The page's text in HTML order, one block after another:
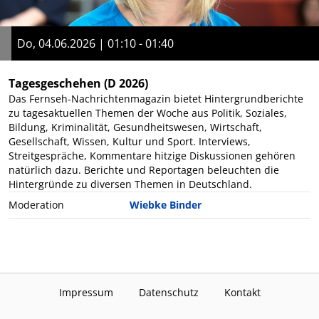
Do, 04.06.2026 | 01:10 - 01:40
Tagesgeschehen (D 2026)
Das Fernseh-Nachrichtenmagazin bietet Hintergrundberichte
zu tagesaktuellen Themen der Woche aus Politik, Soziales,
Bildung, Kriminalität, Gesundheitswesen, Wirtschaft,
Gesellschaft, Wissen, Kultur und Sport. Interviews,
Streitgespräche, Kommentare hitzige Diskussionen gehören
natürlich dazu. Berichte und Reportagen beleuchten die
Hintergründe zu diversen Themen in Deutschland.
Moderation
Wiebke Binder
Impressum Datenschutz Kontakt